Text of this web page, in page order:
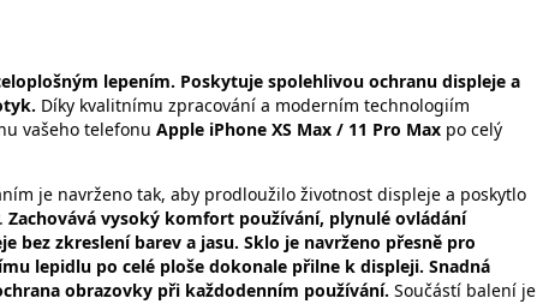
lepením. Poskytuje spolehlivou ochranu displeje a
Díky kvalitnímu zpracování a moderním technologiím
vašeho telefonu Apple iPhone XS Max / 11 Pro Max po celý
je navrženo tak, aby prodloužilo životnost displeje a poskytlo
Zachovává vysoký komfort používání, plynulé ovládání
zkreslení barev a jasu. Sklo je navrženo přesně pro
lepidlu po celé ploše dokonale přilne k displeji. Snadná
obrazovky při každodenním používání. Součástí balení je